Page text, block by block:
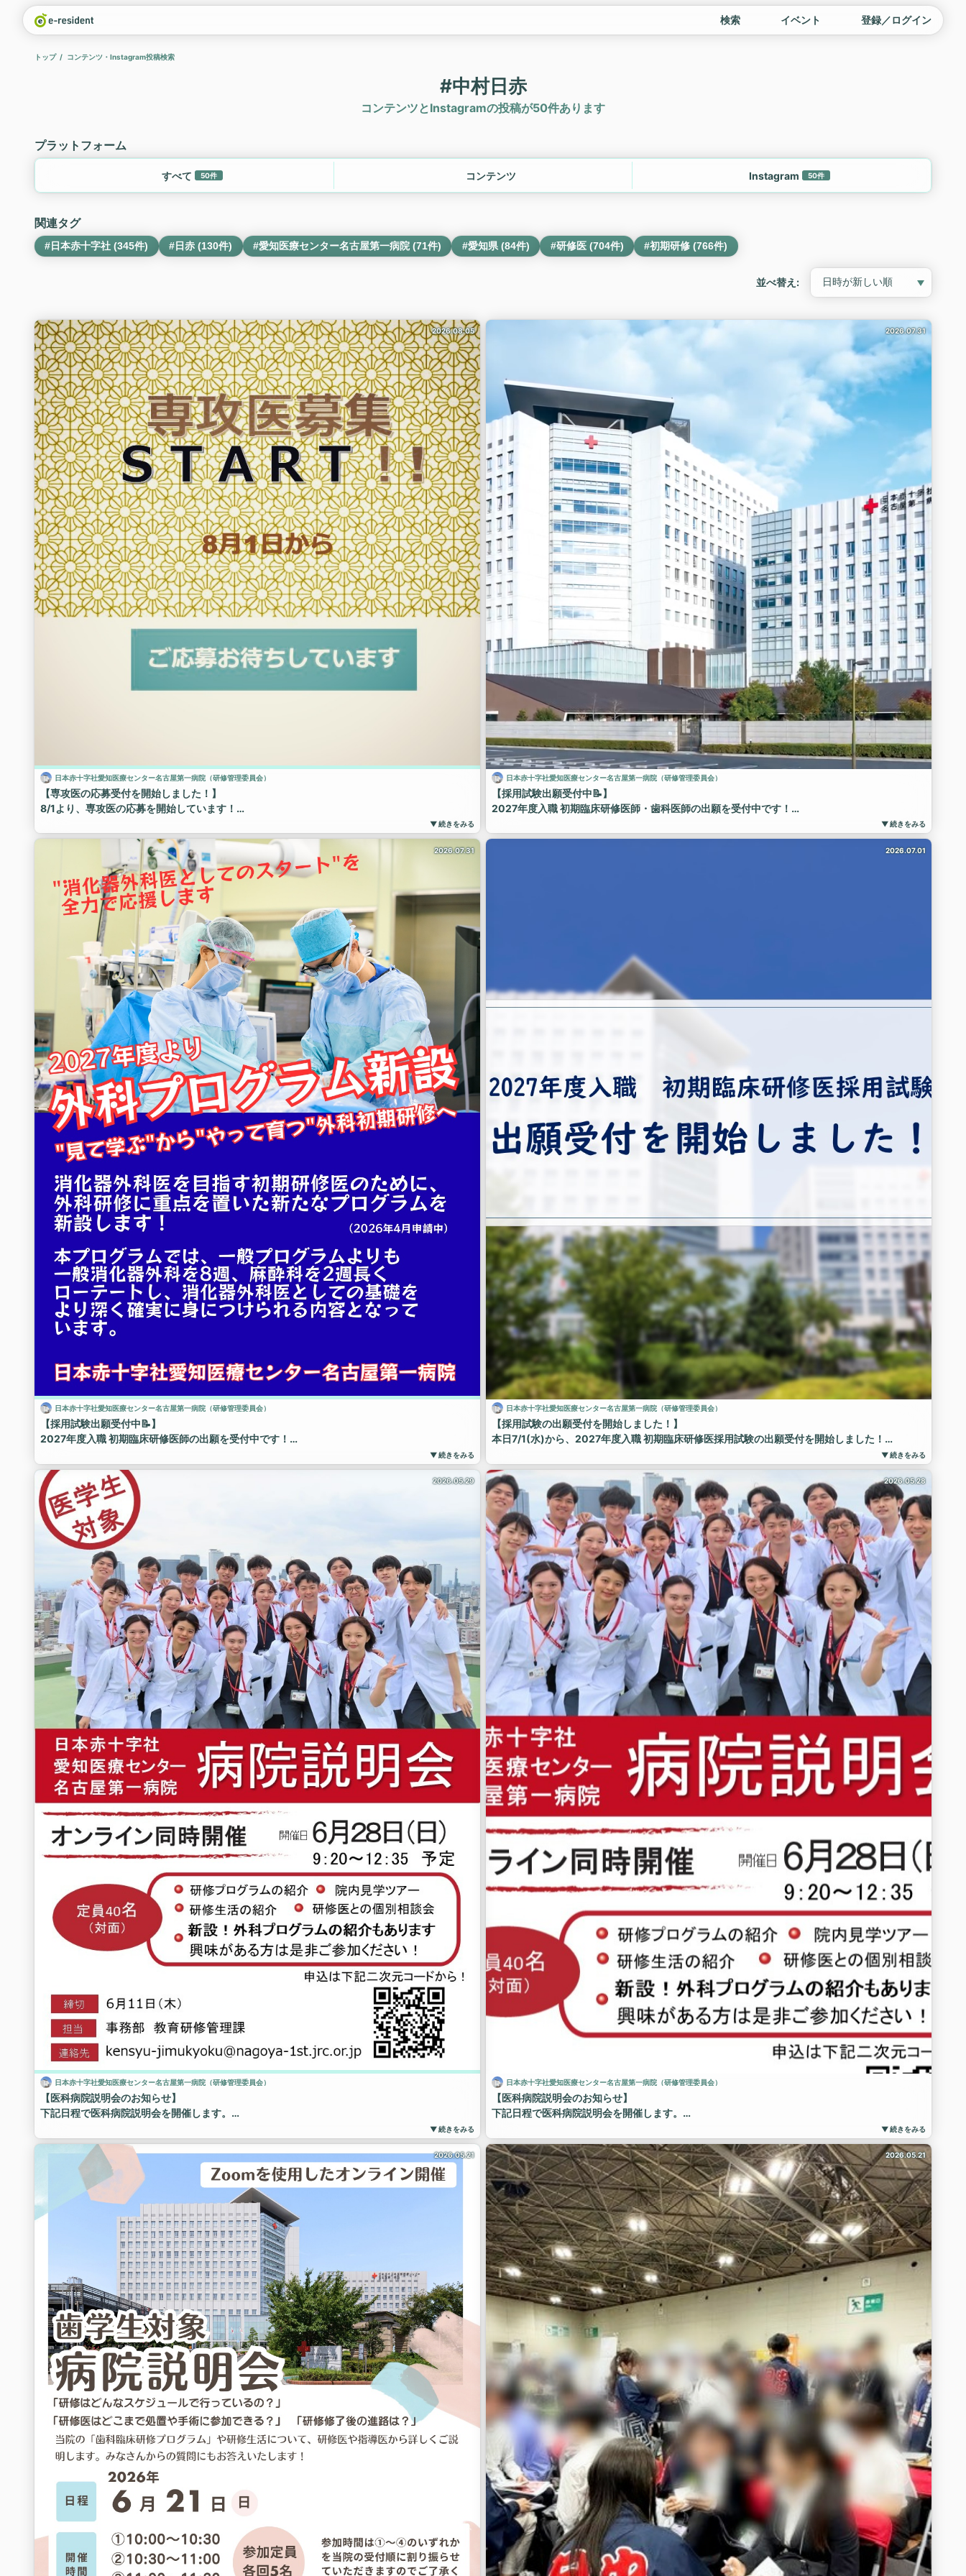
検索 イベント 登録／ログイン
トップ コンテンツ・Instagram投稿検索
#中村日赤
コンテンツとInstagramの投稿が50件あります
プラットフォーム
すべて 50件 コンテンツ Instagram 50件
関連タグ
#日本赤十字社 (345件) #日赤 (130件) #愛知医療センター名古屋第一病院 (71件) #愛知県 (84件) #研修医 (704件) #初期研修 (766件)
並べ替え:
2026.08.05
日本赤十字社愛知医療センター名古屋第一病院（研修管理委員会）
【専攻医の応募受付を開始しました！】
8/1より、専攻医の応募を開始しています！
・内科プログラム
・外科プログラム
・救急プログラム
・病理プログラム
応募の詳細について当院ホームページに掲載していますので、下記URLよりご確認ください。
なお、病院見学も随時受付を行っています。
是非当院にお越しください。
https://www.nagoya-1st.jrc.or.jp/recruit/require/requirecat/program_req/
皆さまのご応募をお待ちしています！！
#日本赤十字社愛知医療医療センター名古屋第一病院 #名古屋第一病院 #名古屋第一赤十字病院
#中村日赤 #日本赤十字社 #日赤 #臨床研修病院 #専攻医 #専門研修 #専門研修プログラム
▼ 続きをみる
2026.07.31
日本赤十字社愛知医療センター名古屋第一病院（研修管理委員会）
【採用試験出願受付中📝】
2027年度入職 初期臨床研修医師・歯科医師の出願を受付中です！
当院は全６プログラム（医科５歯科１）で研修医師・研修歯科医師を募集しています。
・一般プログラム
出願締め切りは8月7日（金）17時 ※当院必着 です。
皆さまからのご応募をお待ちしております！
応募様式等の詳細は、当院ホームページをチェック！
#日本赤十字社愛知医療センター名古屋第一病院 #名古屋第一病院 #名古屋第一赤十字病院 #中
村日赤 #日本赤十字社 #日赤 #臨床研修病院 #研修医 #初期研修医 #初期研修 #歯科研修医 #研修
▼ 続きをみる
2026.07.31
日本赤十字社愛知医療センター名古屋第一病院（研修管理委員会）
【採用試験出願受付中📝】
2027年度入職 初期臨床研修医師の出願を受付中です！
出願締め切りは8月7日（金）17時 ※当院必着 です。
皆さまからのご応募をお待ちしております！
応募様式等の詳細は、当院ホームページをチェック！
https://www.nagoya-1st.jrc.or.jp/recruit/require/requirecat/residents_med_require/
#日本赤十字社愛知医療医療センター名古屋第一病院 #名古屋第一病院 #名古屋第一赤十字病院
#中村日赤 #日本赤十字社 #日赤 #臨床研修病院 #研修医 #初期研修医 #初期研修 #歯科研修医 #
▼ 続きをみる
2026.07.01
日本赤十字社愛知医療センター名古屋第一病院（研修管理委員会）
【採用試験の出願受付を開始しました！】
本日7/1(水)から、2027年度入職 初期臨床研修医採用試験の出願受付を開始しました！
なお、当院の採用試験においては、1回以上の病院見学を受験条件の１つとしています。
まだ当院の見学に来たことがない方は、出願締切日までに一度見学にお越しください！
出願受付の締め切りは【8/7(金)※当院必着】です。
皆さまからのご応募を、職員一同お待ちしております！
募集要項の確認や病院見学の申込は、下記URLから↓↓
https://www.nagoya-1st.jrc.or.jp/recruit/
#日本赤十字社愛知医療医療センター名古屋第一病院 #名古屋第一病院 #名古屋第一赤十字病院
#中村日赤 #日本赤十字社 #日赤 #臨床研修病院 #研修医 #初期研修医 #初期研修 #歯科研修医 #
研修医募集
▼ 続きをみる
2026.05.29
日本赤十字社愛知医療センター名古屋第一病院（研修管理委員会）
【医科病院説明会のお知らせ】
下記日程で医科病院説明会を開催します。
当院での初期臨床研修を志望される方、当院の研修に興味がある方は、ぜひこの機会をご活用く
ださい！
〇日程：令和8年6月28日（日） 9：20～12：35 ※予定
〇会場：日本赤十字社愛知医療センター名古屋第一病院
〇形式：集合形式（先着40名）
オンライン形式（遠方でも参加可）
〇締切：６月11日（木）
お申し込みは下記URLからお願いします。
皆さまからのお申し込みをお待ちしております！
＜https://forms.gle/mXx7Gv5WzuGR2stZ8＞
#日本赤十字社愛知医療センター名古屋第一病院 #名古屋第一病院 #名古屋第一赤十字病院 #中
村日赤 #日本赤十字社 #日赤 #臨床研修病院 #研修医 #初期研修医 #初期研修 #歯科研修医 #研修
医募集
▼ 続きをみる
2026.05.28
日本赤十字社愛知医療センター名古屋第一病院（研修管理委員会）
【医科病院説明会のお知らせ】
下記日程で医科病院説明会を開催します。
当院での初期臨床研修を志望される方、当院の研修に興味がある方は、ぜひこの機会をご活用く
ださい！
〇日程：令和8年6月28日（日） 9：20～12：35 ※予定
〇会場：日本赤十字社愛知医療センター名古屋第一病院
〇形式：集合形式（先着40名）
オンライン形式（遠方でも参加可）
〇締切：６月11日（木）
お申し込みは下記URLからお願いします。
皆さまからのお申し込みをお待ちしております！
https://forms.gle/mXx7Gv5WzuGR2stZ8
#日本赤十字社愛知医療センター名古屋第一病院 #名古屋第一病院 #名古屋第一赤十字病院 #中
村日赤 #日本赤十字社 #日赤 #臨床研修病院 #研修医 #初期研修医 #初期研修 #歯科研修医 #研修
医募集
▼ 続きをみる
2026.05.21 2026.05.21